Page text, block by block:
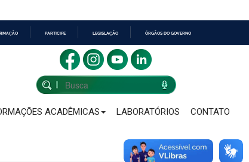
PARTICIPE LEGISLAÇÃO ÓRGÃOS DO GOVERNO
ACADÊMICAS LABORATÓRIOS CONTATO